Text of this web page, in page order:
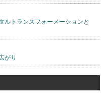
ルトランスフォーメーションと
がり